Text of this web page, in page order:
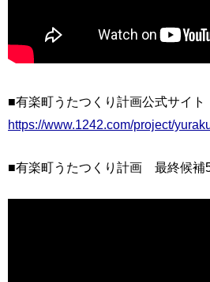
■有楽町うたつくり計画公式サイト
https://www.1242.com/project/
■有楽町うたつくり計画 最終候補5